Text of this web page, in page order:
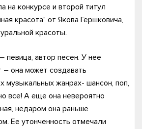
на конкурсе и второй титул
красота" от Якова Гершковича,
красоты.
певица, автор песен. У нее
– она может создавать
музыкальных жанрах- шансон, поп,
все! А еще она невероятно
недаром она раньше
Ее утонченность отмечали